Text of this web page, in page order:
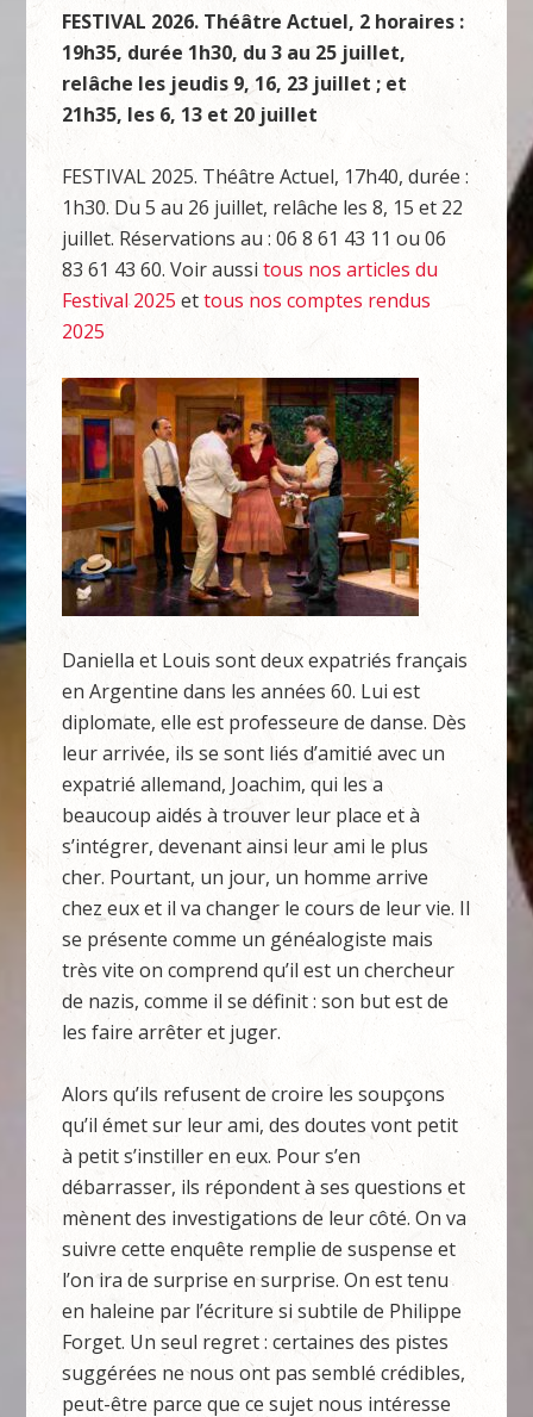
FESTIVAL 2026. Théâtre Actuel, 2 horaires :
19h35, durée 1h30, du 3 au 25 juillet,
relâche les jeudis 9, 16, 23 juillet ; et
21h35, les 6, 13 et 20 juillet
FESTIVAL 2025. Théâtre Actuel, 17h40, durée :
1h30. Du 5 au 26 juillet, relâche les 8, 15 et 22
juillet. Réservations au : 06 8 61 43 11 ou 06
83 61 43 60. Voir aussitous nos articles du
Festival 2025ettous nos comptes rendus
2025
Daniella et Louis sont deux expatriés français
en Argentine dans les années 60. Lui est
diplomate, elle est professeure de danse. Dès
leur arrivée, ils se sont liés d’amitié avec un
expatrié allemand, Joachim, qui les a
beaucoup aidés à trouver leur place et à
s’intégrer, devenant ainsi leur ami le plus
cher. Pourtant, un jour, un homme arrive
chez eux et il va changer le cours de leur vie. Il
se présente comme un généalogiste mais
très vite on comprend qu’il est un chercheur
de nazis, comme il se définit : son but est de
les faire arrêter et juger.
Alors qu’ils refusent de croire les soupçons
qu’il émet sur leur ami, des doutes vont petit
à petit s’instiller en eux. Pour s’en
débarrasser, ils répondent à ses questions et
mènent des investigations de leur côté. On va
suivre cette enquête remplie de suspense et
l’on ira de surprise en surprise. On est tenu
en haleine par l’écriture si subtile de Philippe
Forget. Un seul regret : certaines des pistes
suggérées ne nous ont pas semblé crédibles,
peut-être parce que ce sujet nous intéresse